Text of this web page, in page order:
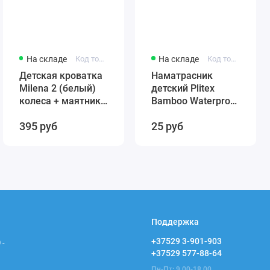
На складе Код товара: 431384246-12321
Детская кроватка
Milena 2 (белый)
колеса + маятник
быстросъемная
395 руб
На складе Код товара: 4811599005859
Наматрасник
детский Plitex
Bamboo Waterproof
арт. НН-02.1
25 руб
-
Поддержка
+37529 3-901-903
+37529 577-88-64